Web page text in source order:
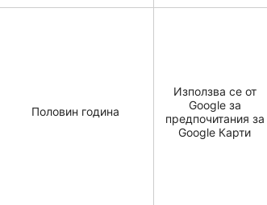
Половин година
Използва се от
Google за
предпочитания за
Google Карти